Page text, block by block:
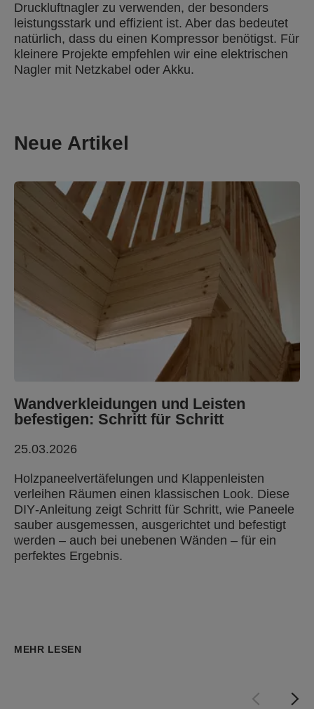
Druckluftnagler zu verwenden, der besonders
leistungsstark und effizient ist. Aber das bedeutet
natürlich, dass du einen Kompressor benötigst. Für
kleinere Projekte empfehlen wir eine elektrischen
Nagler mit Netzkabel oder Akku.
Neue Artikel
Wandverkleidungen und Leisten
befestigen: Schritt für Schritt
25.03.2026
Holzpaneelvertäfelungen und Klappenleisten
verleihen Räumen einen klassischen Look. Diese
DIY‑Anleitung zeigt Schritt für Schritt, wie Paneele
sauber ausgemessen, ausgerichtet und befestigt
werden – auch bei unebenen Wänden – für ein
perfektes Ergebnis.
MEHR LESEN